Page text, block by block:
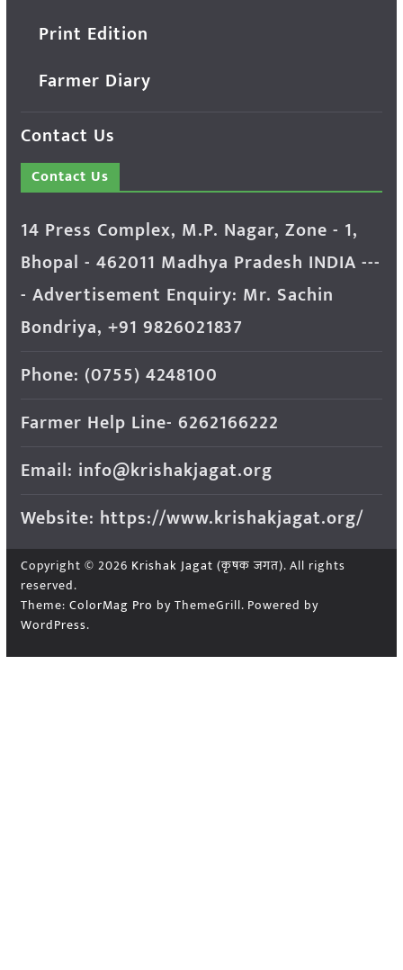
Print Edition
Farmer Diary
Contact Us
Contact Us
14 Press Complex, M.P. Nagar, Zone - 1,
Bhopal - 462011 Madhya Pradesh INDIA ---
- Advertisement Enquiry: Mr. Sachin
Bondriya, +91 9826021837
Phone: (0755) 4248100
Farmer Help Line- 6262166222
Email: info@krishakjagat.org
Website: https://www.krishakjagat.org/
Copyright © 2026 Krishak Jagat (कृषक जगत). All rights
reserved.
Theme: ColorMag Pro by ThemeGrill. Powered by
WordPress.